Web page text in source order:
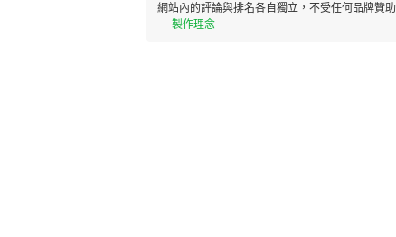
網站內的評論與排名各自獨立，不受任何品牌贊
製作理念